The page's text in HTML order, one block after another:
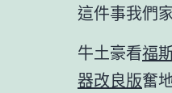
這件事我們
牛土豪看福
器改良版奮